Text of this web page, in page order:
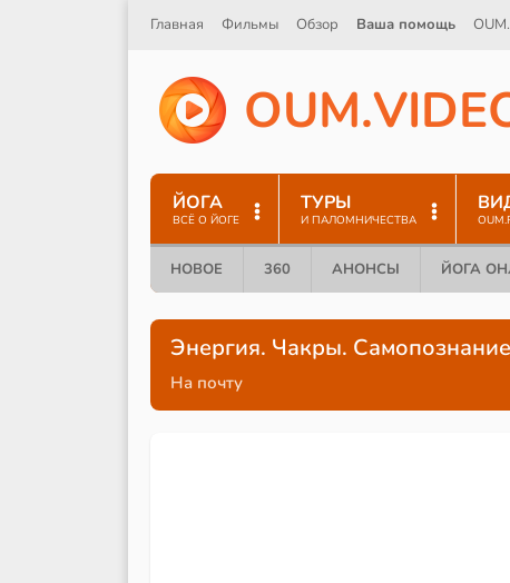
Главная Фильмы Обзор Ваша помощь
OUM.VIDE
ЙОГА
ВСЁ О ЙОГЕ
ТУРЫ
И ПАЛОМНИЧЕСТВА
НОВОЕ 360 АНОНСЫ ЙОГА
Энергия. Чакры.
На почту